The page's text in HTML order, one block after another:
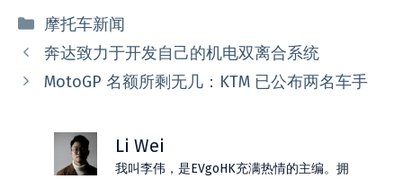
分
类
摩托车新闻
奔达致力于开发自己的机电双离合系统
MotoGP 名额所剩无几：KTM 已公布两名车手
Li Wei
我叫李伟，是EVgoHK充满热情的主编。拥